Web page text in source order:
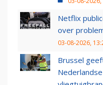
Netflix
over
03-08-2026,
Brussel